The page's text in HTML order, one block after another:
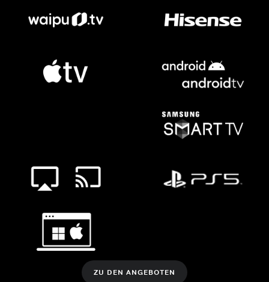
ZU DEN ANGEBOTEN